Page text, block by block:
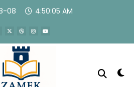
08 4:50:05 AM